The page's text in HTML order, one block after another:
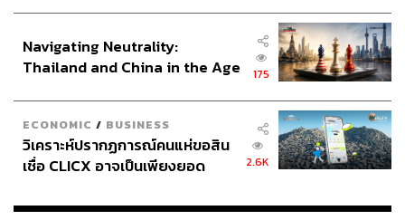
https://www.reuters.com/world/china/beijing-woos-gl
obal-executives-fdi-slides-trade-tensions-build-2025-
03-19/
ck-china-key-summit-xi-meeting-sources-say-2025-0
3-17/
สามารถติดตาม THE STANDARD WEALTH
Navigating Neutrality:
Thailand and China in the Age
175
ECONOMIC / BUSINESS
วิเคราะห์ปรากฏการณ์คนแห่ขอสิน
เชื่อ CLICX อาจเป็นเพียงยอด
เรือนไทยที่ถูกซุกไว้
2.6K